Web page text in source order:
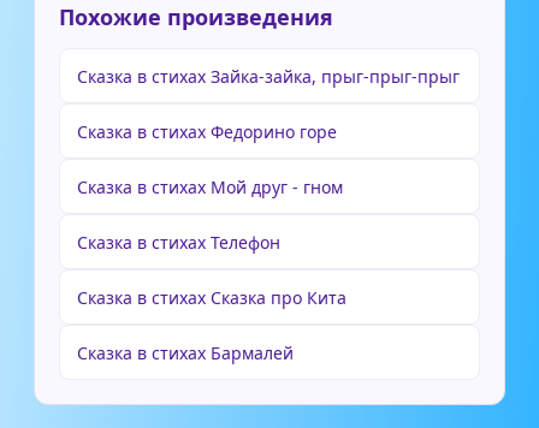
Похожие произведения
Сказка в стихах Зайка-зайка, прыг-прыг-прыг
Сказка в стихах Федорино горе
Сказка в стихах Мой друг - гном
Сказка в стихах Телефон
Сказка в стихах Сказка про Кита
Сказка в стихах Бармалей